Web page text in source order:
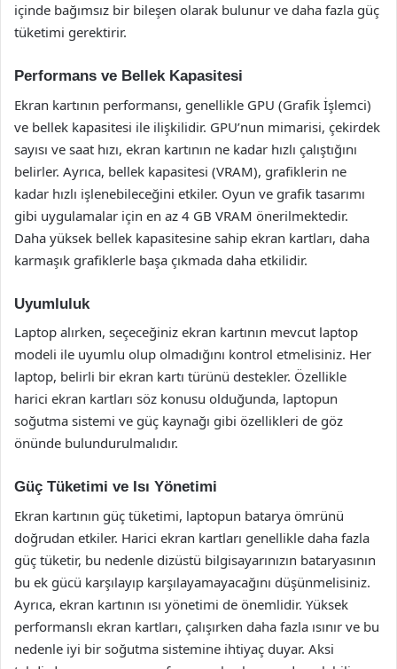
içinde bağımsız bir bileşen olarak bulunur ve daha fazla güç
tüketimi gerektirir.
Performans ve Bellek Kapasitesi
Ekran kartının performansı, genellikle GPU (Grafik İşlemci)
ve bellek kapasitesi ile ilişkilidir. GPU’nun mimarisi, çekirdek
sayısı ve saat hızı, ekran kartının ne kadar hızlı çalıştığını
belirler. Ayrıca, bellek kapasitesi (VRAM), grafiklerin ne
kadar hızlı işlenebileceğini etkiler. Oyun ve grafik tasarımı
gibi uygulamalar için en az 4 GB VRAM önerilmektedir.
Daha yüksek bellek kapasitesine sahip ekran kartları, daha
karmaşık grafiklerle başa çıkmada daha etkilidir.
Uyumluluk
Laptop alırken, seçeceğiniz ekran kartının mevcut laptop
modeli ile uyumlu olup olmadığını kontrol etmelisiniz. Her
laptop, belirli bir ekran kartı türünü destekler. Özellikle
harici ekran kartları söz konusu olduğunda, laptopun
soğutma sistemi ve güç kaynağı gibi özellikleri de göz
önünde bulundurulmalıdır.
Güç Tüketimi ve Isı Yönetimi
Ekran kartının güç tüketimi, laptopun batarya ömrünü
doğrudan etkiler. Harici ekran kartları genellikle daha fazla
güç tüketir, bu nedenle dizüstü bilgisayarınızın bataryasının
bu ek gücü karşılayıp karşılayamayacağını düşünmelisiniz.
Ayrıca, ekran kartının ısı yönetimi de önemlidir. Yüksek
performanslı ekran kartları, çalışırken daha fazla ısınır ve bu
nedenle iyi bir soğutma sistemine ihtiyaç duyar. Aksi